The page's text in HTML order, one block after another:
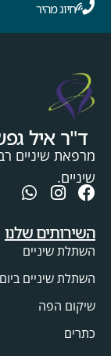
חיוג מהיר
ד"ר איל
מרפאת שיניים
שיניים.
השירותים שלנו
השתלת שיניים
השתלת שיניים ביום
שיקום הפה
כתרים